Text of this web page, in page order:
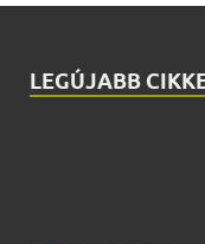
LEGÚJABB